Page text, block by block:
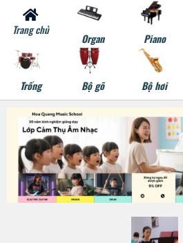
Trang chủ
Organ Piano
Trống Bộ gõ Bộ hơi